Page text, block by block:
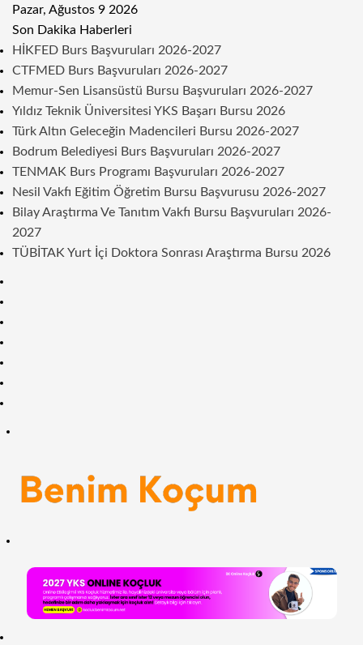
Pazar, Ağustos 9 2026
Son Dakika Haberleri
HİKFED Burs Başvuruları 2026-2027
CTFMED Burs Başvuruları 2026-2027
Memur-Sen Lisansüstü Bursu Başvuruları 2026-2027
Yıldız Teknik Üniversitesi YKS Başarı Bursu 2026
Türk Altın Geleceğin Madencileri Bursu 2026-2027
Bodrum Belediyesi Burs Başvuruları 2026-2027
TENMAK Burs Programı Başvuruları 2026-2027
Nesil Vakfı Eğitim Öğretim Bursu Başvurusu 2026-2027
Bilay Araştırma Ve Tanıtım Vakfı Bursu Başvuruları 2026-
2027
TÜBİTAK Yurt İçi Doktora Sonrası Araştırma Bursu 2026